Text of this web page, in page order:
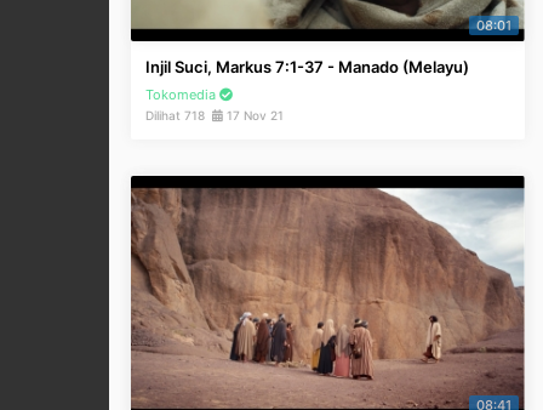
08:01
Injil Suci, Markus 7:1-37 - Manado (Melayu)
Tokomedia
Dilihat 718 17 Nov 21
08:41